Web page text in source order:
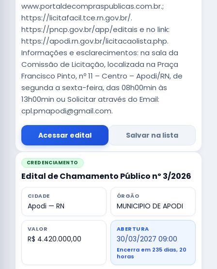
www.portaldecompraspublicas.com.br.;
https://licitafacil.tce.rn.gov.br/.
https://pncp.gov.br/app/editais e no link:
https://apodi.rn.gov.br/licitacaolista.php.
Informações e esclarecimentos: na sala da
Comissão de Licitação, localizada na Praça
Francisco Pinto, nº 11 – Centro – Apodi/RN, de
segunda a sexta-feira, das 08h00min às
13h00min ou Solicitar através do Email:
cpl.pmapodi@gmail.com.
Acessar edital Salvar na lista
CREDENCIAMENTO
Edital de Chamamento Público nº 3/2026
CIDADE
Apodi — RN
ÓRGÃO
MUNICIPIO DE APODI
VALOR
R$ 4.420.000,00
ABERTURA
30/03/2027 09:00
Encerra em 235 dias, 20
horas